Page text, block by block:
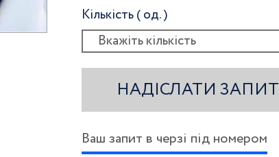
Кількість ( од. )
НАДІСЛАТИ ЗАПИТ
Ваш запит в черзі під номером